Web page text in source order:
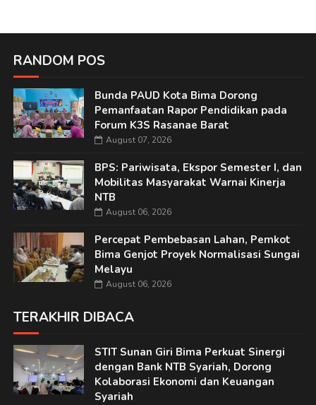
RANDOM POS
Bunda PAUD Kota Bima Dorong
Pemanfaatan Rapor Pendidikan pada
Forum K3S Rasanae Barat
August 07, 2026
BPS: Pariwisata, Ekspor Semester I, dan
Mobilitas Masyarakat Warnai Kinerja
NTB
August 06, 2026
Percepat Pembebasan Lahan, Pemkot
Bima Genjot Proyek Normalisasi Sungai
Melayu
August 06, 2026
TERAKHIR DIBACA
STIT Sunan Giri Bima Perkuat Sinergi
dengan Bank NTB Syariah, Dorong
Kolaborasi Ekonomi dan Keuangan
Syariah